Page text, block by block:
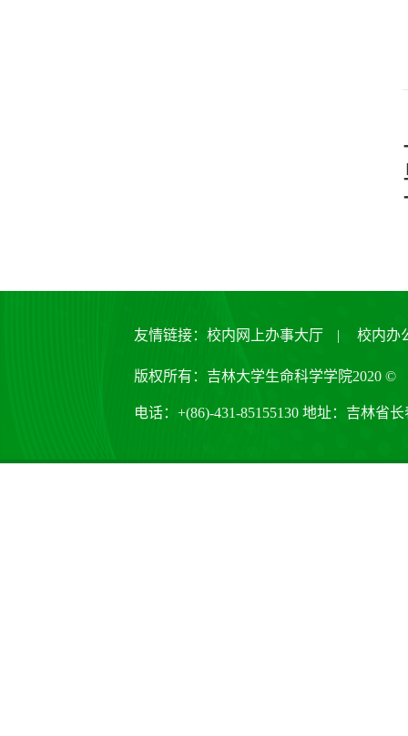
友情链接： 校内网上办事大厅 | 校内办
版权所有：吉林大学生命科学学院2020 ©
电话：+(86)-431-85155130 地址：吉林省